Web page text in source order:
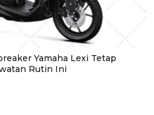
Yamaha Lexi Tetap
Rutin Ini